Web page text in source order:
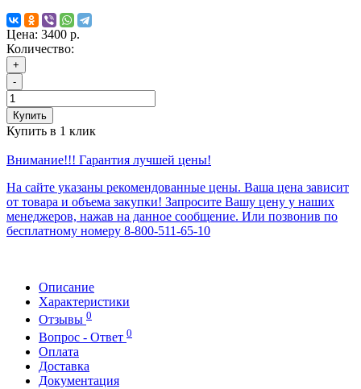
Цена: 3400 р.
Количество:
+
-
Купить
Купить в 1 клик
Внимание!!! Гарантия лучшей цены!
На сайте указаны рекомендованные цены. Ваша цена зависит
от товара и объема закупки! Запросите Вашу цену у наших
менеджеров, нажав на данное сообщение. Или позвонив по
бесплатному номеру 8-800-511-65-10
Описание
Характеристики
Отзывы 0
Вопрос - Ответ 0
Оплата
Доставка
Документация